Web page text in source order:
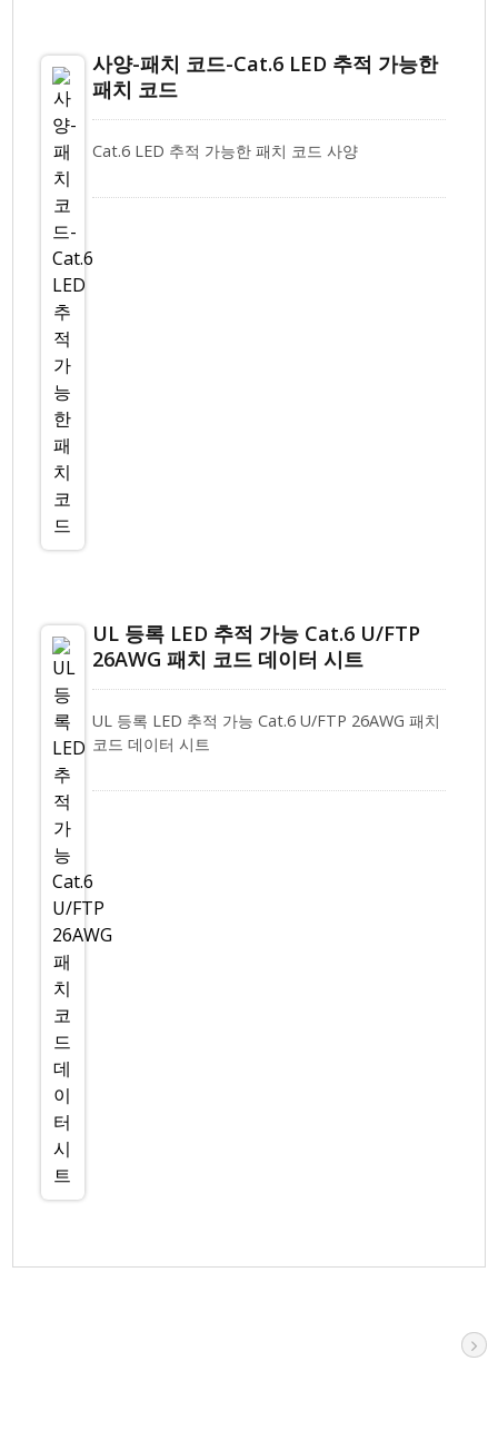
사양-패치 코드-Cat.6 LED 추적 가능한
패치 코드
Cat.6 LED 추적 가능한 패치 코드 사양
UL 등록 LED 추적 가능 Cat.6 U/FTP
26AWG 패치 코드 데이터 시트
UL 등록 LED 추적 가능 Cat.6 U/FTP 26AWG 패치
코드 데이터 시트